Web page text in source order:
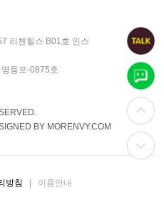
리첸힐스 B01호 인스
등포-0875호
BY MORENVY.COM
방침 이용안내